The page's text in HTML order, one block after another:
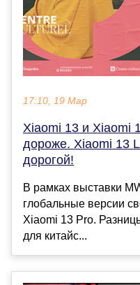
17:10, 19 Мар
Xiaomi 13 и Xiaomi
дороже. Xiaomi 13
дорогой!
В рамках выставки
глобальные версии
Xiaomi 13 Pro.
для китайс...